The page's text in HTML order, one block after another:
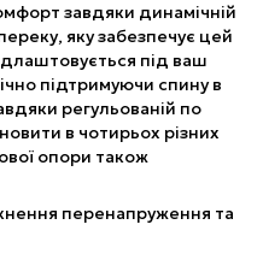
завдяки динамічній
яку забезпечує цей
під ваш
підтримуючи спину в
регульованій по
в чотирьох різних
опори також
перенапруження та